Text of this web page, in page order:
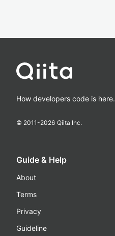
How developers code is here.
© 2011-2026 Qiita Inc.
Guide & Help
About
Terms
Privacy
Guideline